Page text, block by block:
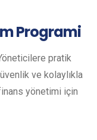
Programi
pratik
ve kolaylıkla
yönetimi için